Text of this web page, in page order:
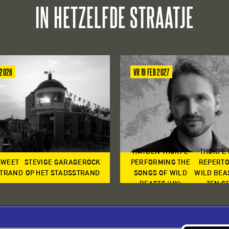
IN HETZELFDE STRAATJE
STEVIGE GARAGEROCK
OP HET STADSSTRAND
VR 19 FEB 2027
HAYDEN THORPE
PERFORMING THE
SONGS OF WILD
BEASTS (UK)
THORPE
WILD
TEN